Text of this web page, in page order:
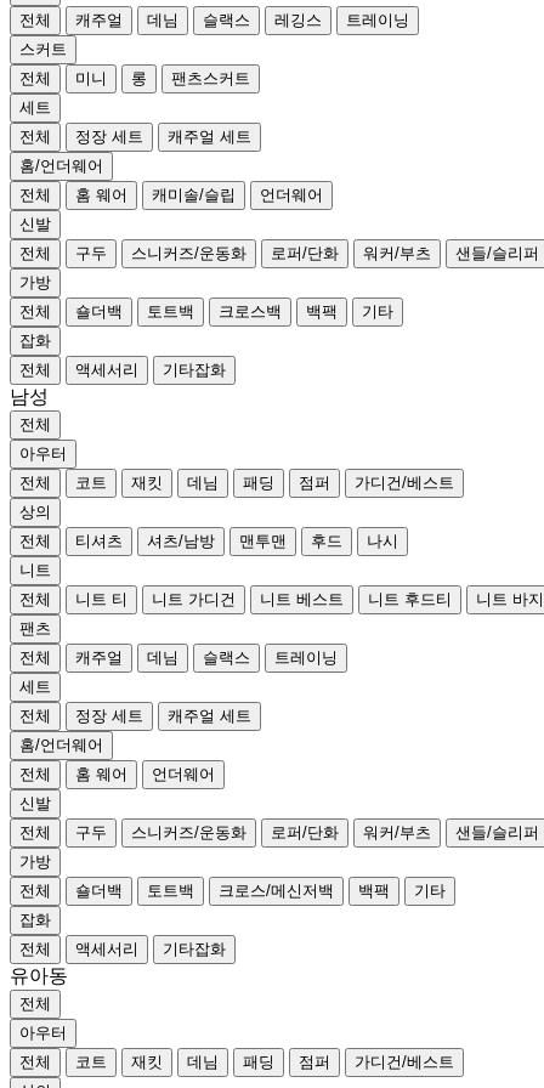
전체
캐주얼 데님 슬랙스 레깅스
트레이닝
스커트
전체
미니 롱
팬츠스커트
세트
전체
정장 세트
캐주얼 세트
홈/언더웨어
전체
홈 웨어 캐미솔/슬립
언더웨어
신발
전체
구두 스니커즈/운동화 로퍼/단화 워커/부츠
샌들/슬리퍼
가방
전체
숄더백 토트백 크로스백 백팩
기타
잡화
전체
액세서리 기타잡화
남성
전체
아우터
전체
코트 재킷 데님 패딩 점퍼
가디건/베스트
상의
전체
티셔츠 셔츠/남방 맨투맨 후드
나시
니트
전체
니트 티 니트 가디건 니트 베스트 니트 후드티
니트 바지
팬츠
전체
캐주얼 데님 슬랙스
트레이닝
세트
전체
정장 세트
캐주얼 세트
홈/언더웨어
전체
홈 웨어
언더웨어
신발
전체
구두 스니커즈/운동화 로퍼/단화 워커/부츠
샌들/슬리퍼
가방
전체
숄더백 토트백 크로스/메신저백 백팩
기타
잡화
전체
액세서리 기타잡화
유아동
전체
아우터
전체
코트 재킷 데님 패딩 점퍼
가디건/베스트